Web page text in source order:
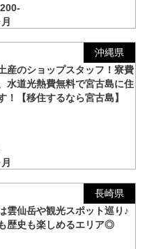
沖縄県
産のショップスタッフ！寮費
水道光熱費無料で宮古島に住
！【移住するなら宮古島】
長崎県
雲仙岳や観光スポット巡り♪
歴史も楽しめるエリア◎